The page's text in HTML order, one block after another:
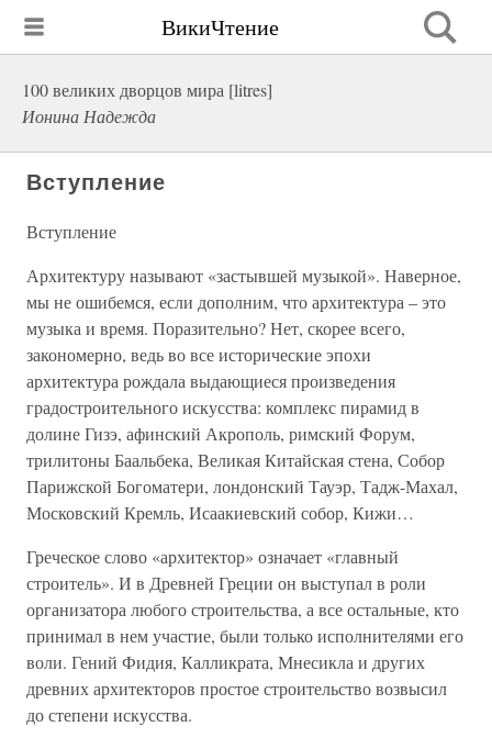
ВикиЧтение
100 великих дворцов мира [litres]
Ионина Надежда
Вступление
Вступление
Архитектуру называют «застывшей музыкой». Наверное,
мы не ошибемся, если дополним, что архитектура – это
музыка и время. Поразительно? Нет, скорее всего,
закономерно, ведь во все исторические эпохи
архитектура рождала выдающиеся произведения
градостроительного искусства: комплекс пирамид в
долине Гизэ, афинский Акрополь, римский Форум,
трилитоны Баальбека, Великая Китайская стена, Собор
Парижской Богоматери, лондонский Тауэр, Тадж-Махал,
Московский Кремль, Исаакиевский собор, Кижи…
Греческое слово «архитектор» означает «главный
строитель». И в Древней Греции он выступал в роли
организатора любого строительства, а все остальные, кто
принимал в нем участие, были только исполнителями его
воли. Гений Фидия, Калликрата, Мнесикла и других
древних архитекторов простое строительство возвысил
до степени искусства.